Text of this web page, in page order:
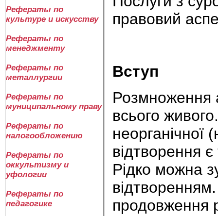
Рефераты по
культуре и искусству
Рефераты по
менеджменту
Рефераты по
металлургии
Рефераты по
муниципальному праву
Рефераты по
налогообложению
Рефераты по
оккультизму и
уфологии
Рефераты по
педагогике
правовий
Вступ
Розмноження
всього
відтворення
Рідко можна
продовження